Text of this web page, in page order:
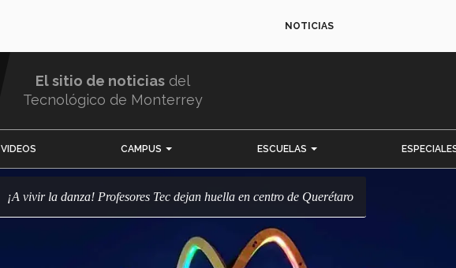
NOTICIAS
El sitio de noticias del
Tecnológico de Monterrey
VIDEOS CAMPUS ESCUELAS
¡A vivir la danza! Profesores Tec dejan huella en centro de Querétaro